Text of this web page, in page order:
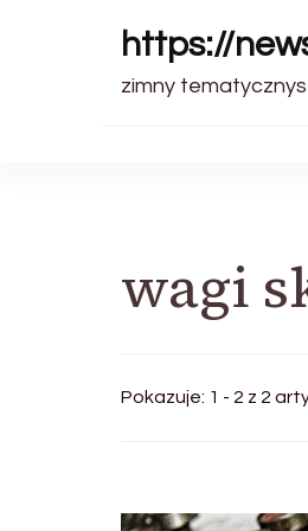
https://
zimny
wagi
Pokazuje: 1 - 2 z 2